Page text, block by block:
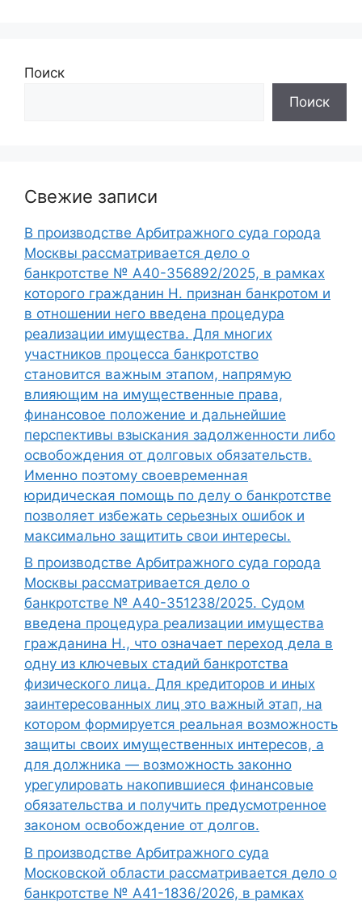
Поиск
Поиск
Свежие записи
В производстве Арбитражного суда города
Москвы рассматривается дело о
банкротстве № А40-356892/2025, в рамках
которого гражданин Н. признан банкротом и
в отношении него введена процедура
реализации имущества. Для многих
участников процесса банкротство
становится важным этапом, напрямую
влияющим на имущественные права,
финансовое положение и дальнейшие
перспективы взыскания задолженности либо
освобождения от долговых обязательств.
Именно поэтому своевременная
юридическая помощь по делу о банкротстве
позволяет избежать серьезных ошибок и
максимально защитить свои интересы.
В производстве Арбитражного суда города
Москвы рассматривается дело о
банкротстве № А40-351238/2025. Судом
введена процедура реализации имущества
гражданина Н., что означает переход дела в
одну из ключевых стадий банкротства
физического лица. Для кредиторов и иных
заинтересованных лиц это важный этап, на
котором формируется реальная возможность
защиты своих имущественных интересов, а
для должника — возможность законно
урегулировать накопившиеся финансовые
обязательства и получить предусмотренное
законом освобождение от долгов.
В производстве Арбитражного суда
Московской области рассматривается дело о
банкротстве № А41-1836/2026, в рамках